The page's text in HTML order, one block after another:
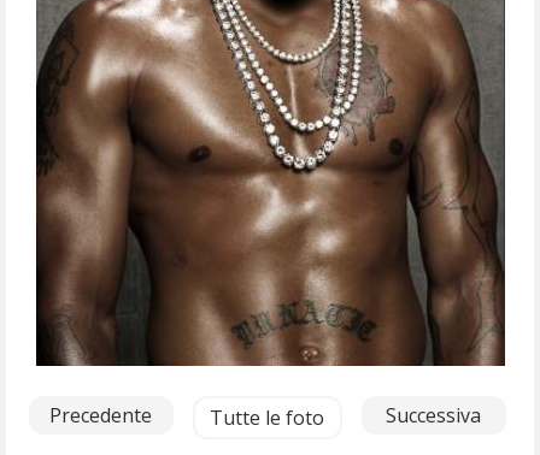
Precedente Tutte le foto Successiva